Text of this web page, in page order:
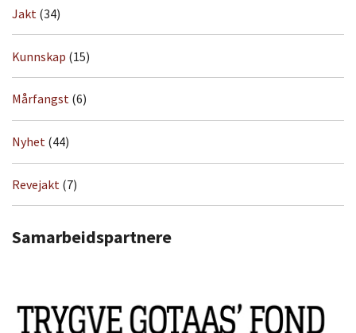
Jakt (34)
Kunnskap (15)
Mårfangst (6)
Nyhet (44)
Revejakt (7)
Samarbeidspartnere